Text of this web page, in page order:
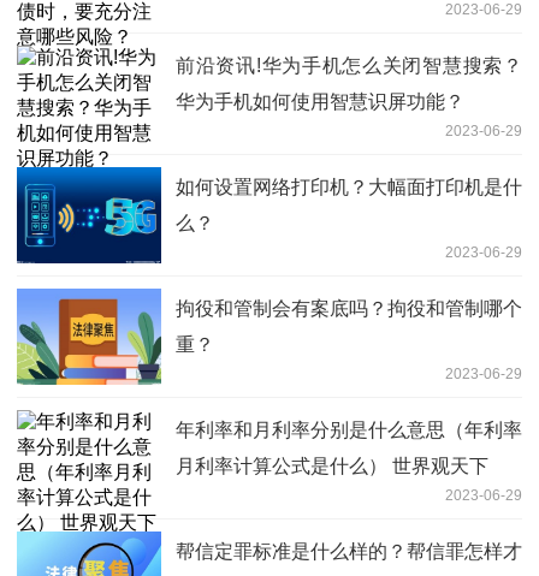
2023-06-29
前沿资讯!华为手机怎么关闭智慧搜索？
华为手机如何使用智慧识屏功能？
2023-06-29
如何设置网络打印机？大幅面打印机是什
么？
2023-06-29
拘役和管制会有案底吗？拘役和管制哪个
重？
2023-06-29
年利率和月利率分别是什么意思（年利率
月利率计算公式是什么） 世界观天下
2023-06-29
帮信定罪标准是什么样的？帮信罪怎样才